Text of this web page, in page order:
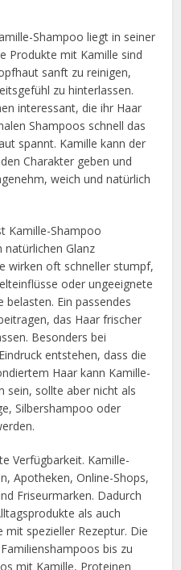
Shampoo liegt in seiner
Produkte mit Kamille sind
sanft zu reinigen,
zu hinterlassen.
interessant, die ihr Haar
Shampoos schnell das
spannt. Kamille kann der
Charakter geben und
weich und natürlich
Kamille-Shampoo
natürlichen Glanz
wirken oft schneller stumpf,
oder ungeeignete
Ein passendes
das Haar frischer
Besonders bei
entstehen, dass die
Haar kann Kamille-
sein, sollte aber nicht als
Silbershampoo oder
Verfügbarkeit. Kamille-
Apotheken, Online-Shops,
Friseurmarken. Dadurch
als auch
spezieller Rezeptur. Die
bis zu
mit Kamille, Proteinen